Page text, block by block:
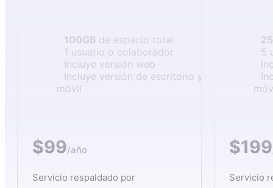
100GB de espacio total
1 usuario o colaborador
Incluye versión web
Incluye versión de escritorio y
móvil
$99/año
Servicio respaldado por
5
$199
Servicio